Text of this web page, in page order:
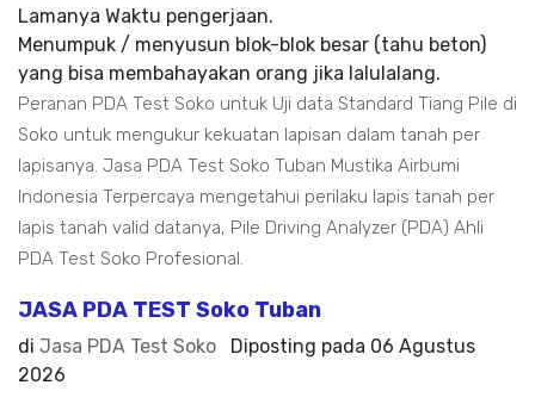
Lamanya Waktu pengerjaan.
Menumpuk / menyusun blok-blok besar (tahu beton)
yang bisa membahayakan orang jika lalulalang.
Peranan PDA Test Soko untuk Uji data Standard Tiang Pile di
Soko untuk mengukur kekuatan lapisan dalam tanah per
lapisanya. Jasa PDA Test Soko Tuban Mustika Airbumi
Indonesia Terpercaya mengetahui perilaku lapis tanah per
lapis tanah valid datanya, Pile Driving Analyzer (PDA) Ahli
PDA Test Soko Profesional.
JASA PDA TEST Soko Tuban
di Jasa PDA Test Soko Diposting pada 06 Agustus
2026